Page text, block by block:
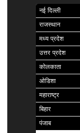
नई दिल्ली
राजस्थान
मध्य प्रदेश
उत्तर प्रदेश
कोलकाता
ओडिशा
महाराष्ट्र
बिहार
पंजाब